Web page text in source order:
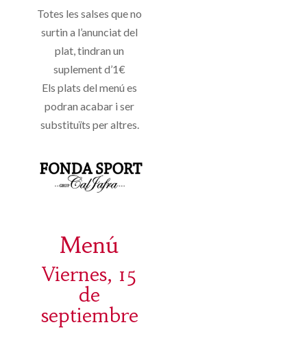
Totes les salses que no
surtin a l’anunciat del
plat, tindran un
suplement d’1€
Els plats del menú es
podran acabar i ser
substituïts per altres.
Menú
Viernes, 15
de
septiembre